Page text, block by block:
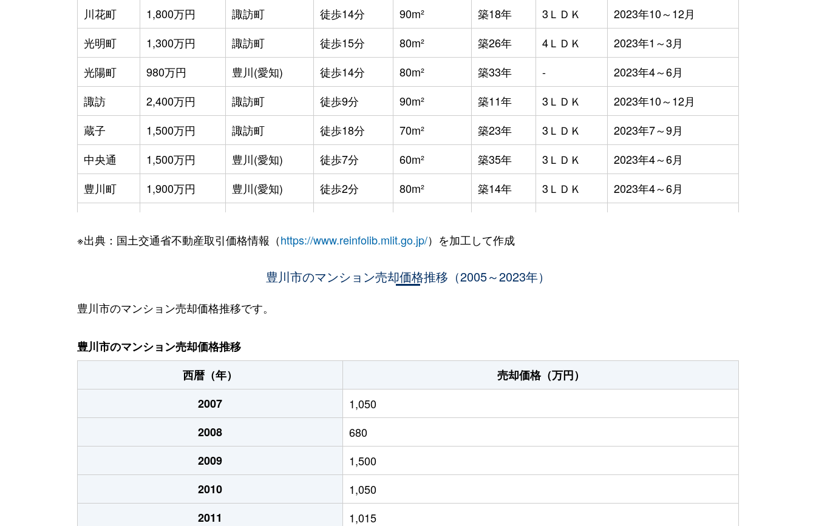
川花町
1,800万円 諏訪町 徒歩14分 90m² 築18年 3ＬＤＫ
2023年10～12月
光明町
1,300万円 諏訪町 徒歩15分 80m² 築26年 4ＬＤＫ
2023年1～3月
光陽町
980万円 豊川(愛知) 徒歩14分 80m² 築33年 -
2023年4～6月
諏訪
2,400万円 諏訪町 徒歩9分 90m² 築11年 3ＬＤＫ
2023年10～12月
蔵子
1,500万円 諏訪町 徒歩18分 70m² 築23年 3ＬＤＫ
2023年7～9月
中央通
1,500万円 豊川(愛知) 徒歩7分 60m² 築35年 3ＬＤＫ
2023年4～6月
豊川町
1,900万円 豊川(愛知) 徒歩2分 80m² 築14年 3ＬＤＫ
2023年4～6月
西豊町
1,100万円 豊川(愛知) 徒歩13分 60m² 築31年
※出典：国土交通省不動産取引価格情報（https://www.reinfolib.mlit.go.jp/）を加工して作成
豊川市のマンション売却価格推移（2005～2023年）
豊川市のマンション売却価格推移です。
豊川市のマンション売却価格推移
西暦（年）
売却価格（万円）
2007
1,050
2008
680
2009
1,500
2010
1,050
2011
1,015